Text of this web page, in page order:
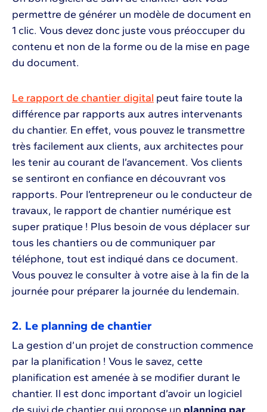
permettre de générer un modèle de document en
1 clic. Vous devez donc juste vous préoccuper du
contenu et non de la forme ou de la mise en page
du document.
Le rapport de chantier digital peut faire toute la
différence par rapports aux autres intervenants
du chantier. En effet, vous pouvez le transmettre
très facilement aux clients, aux architectes pour
les tenir au courant de l’avancement. Vos clients
se sentiront en confiance en découvrant vos
rapports. Pour l’entrepreneur ou le conducteur de
travaux, le rapport de chantier numérique est
super pratique ! Plus besoin de vous déplacer sur
tous les chantiers ou de communiquer par
téléphone, tout est indiqué dans ce document.
Vous pouvez le consulter à votre aise à la fin de la
journée pour préparer la journée du lendemain.
2. Le planning de chantier
La gestion d’un projet de construction commence
par la planification ! Vous le savez, cette
planification est amenée à se modifier durant le
chantier. Il est donc important d’avoir un logiciel